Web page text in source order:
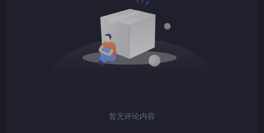
1080P TS
暂无评论内容